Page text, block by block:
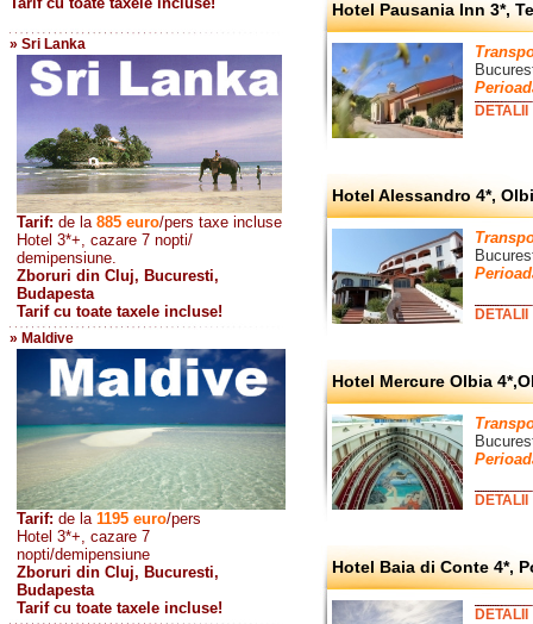
» Sri Lanka
Tarif: de la 885 euro/pers taxe incluse
Hotel 3*+, cazare 7 nopti/
demipensiune.
Zboruri din Cluj, Bucuresti,
Budapesta
Tarif cu toate taxele incluse!
» Maldive
Tarif: de la 1195 euro/pers
Hotel 3*+, cazare 7
nopti/demipensiune
Zboruri din Cluj, Bucuresti,
Budapesta
Tarif cu toate taxele incluse!
Hotel Pausania Inn 3*,
DETALII
Hotel Alessandro 4*,
DETALII
Hotel Mercure Olbia
DETALII
Hotel Baia di Conte 4*,
DETALII